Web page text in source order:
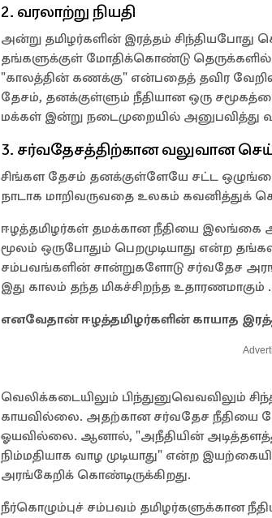
2. வரலாற்று நியதி
அன்று தமிழர்களின் இரத்தம் சிந்தியபோது
தங்களுக்குள் மோதிக்கொண்டு தெருக்களில்
"காலத்தின் கணக்கு" என்பதைத் தவிர
தேசம், தனக்குள்ளும் நீதியான ஒரு
மக்கள் இன்று நடைமுறையில் அனுபவித்து
3. சர்வதேசத்திற்கான வலுவான
சிங்கள தேசம் தனக்குள்ளேயே சட்ட
நாடாக மாறிவருவதை உலகம் கவனித்துக்
ஈழத்தமிழர்கள் தமக்கான நீதியை இலங்கை
மூலம் ஒருபோதும் பெறமுடியாது என்ற
சம்பவங்களின் சான்றுகளோடு சர்வதேச
இது காலம் தந்த மிகச்சிறந்த உதாரணமாகும் .
எனவேதான் ஈழத்தமிழர்களின் காயாத
வெலிக்கடையிலும் பிந்துனுவெவவிலும்
காயவில்லை. அதற்கான சர்வதேச நீதியை
ஓயவில்லை. ஆனால், "அநீதியின்
நிம்மதியாக வாழ முடியாது" என்ற
அரங்கேறிக் கொண்டிருக்கிறது.
நீர்கொழும்புச் சம்பவம் தமிழர்களுக்கான